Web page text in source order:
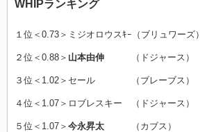
WHIPランキング
１位＜0.73＞ミジオロウスｷｰ（ブリュワーズ）
２位＜0.88＞ 山本由伸 （ドジャース）
３位＜1.02＞セール （ブレーブス）
４位＜1.07＞ロブレスキー （ドジャース）
５位＜1.07＞ 今永昇太 （カブス）